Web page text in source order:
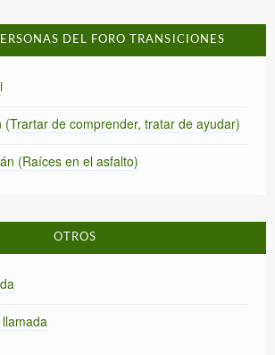
DEL FORO TRANSICIONES
(Trartar de comprender, tratar de ayudar)
(Raíces en el asfalto)
OTROS